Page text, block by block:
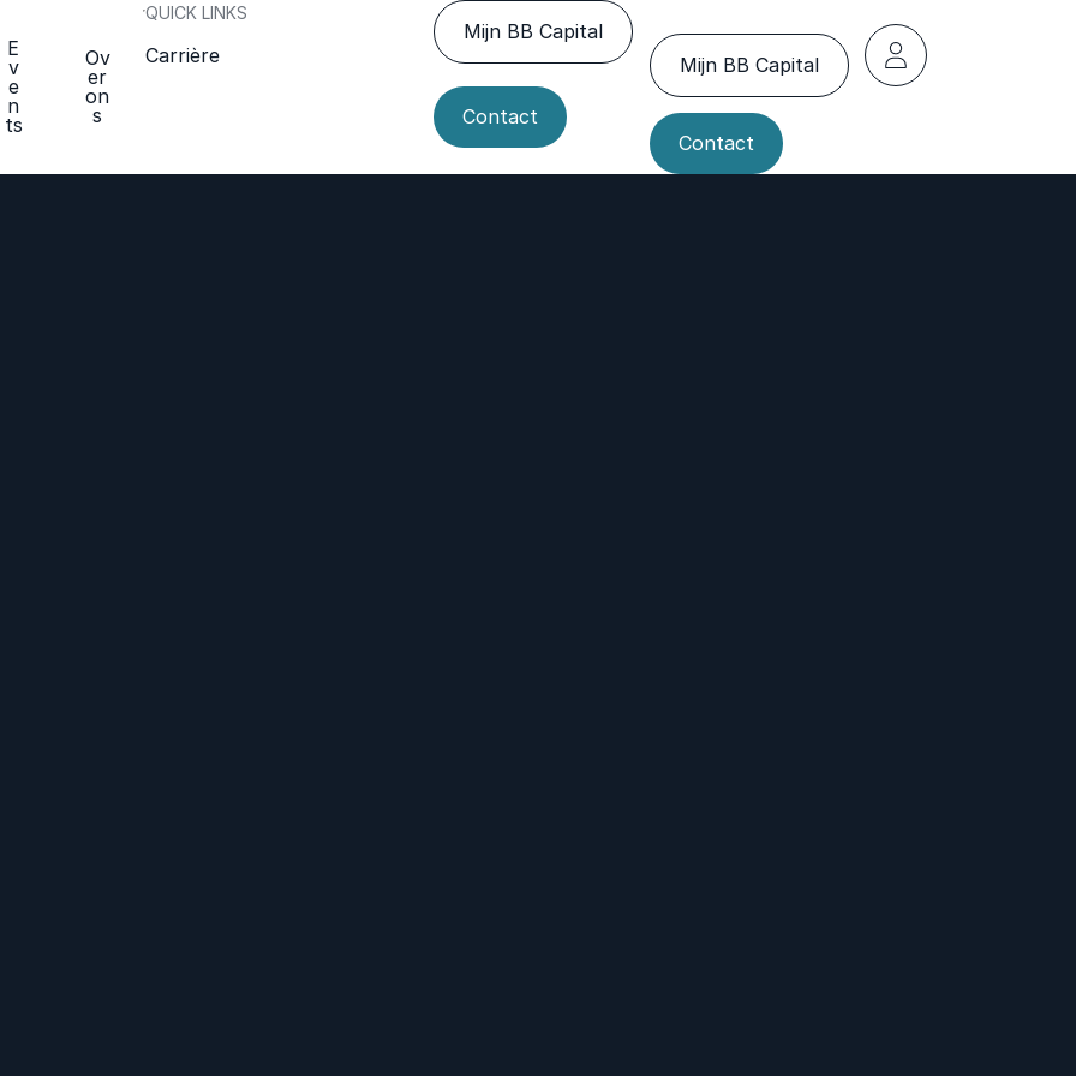
E
v
e
n
ts
Ov
er
on
s
QUICK LINKS
Carrière
Mijn BB Capital
Contact
Mijn BB Capital
Contact